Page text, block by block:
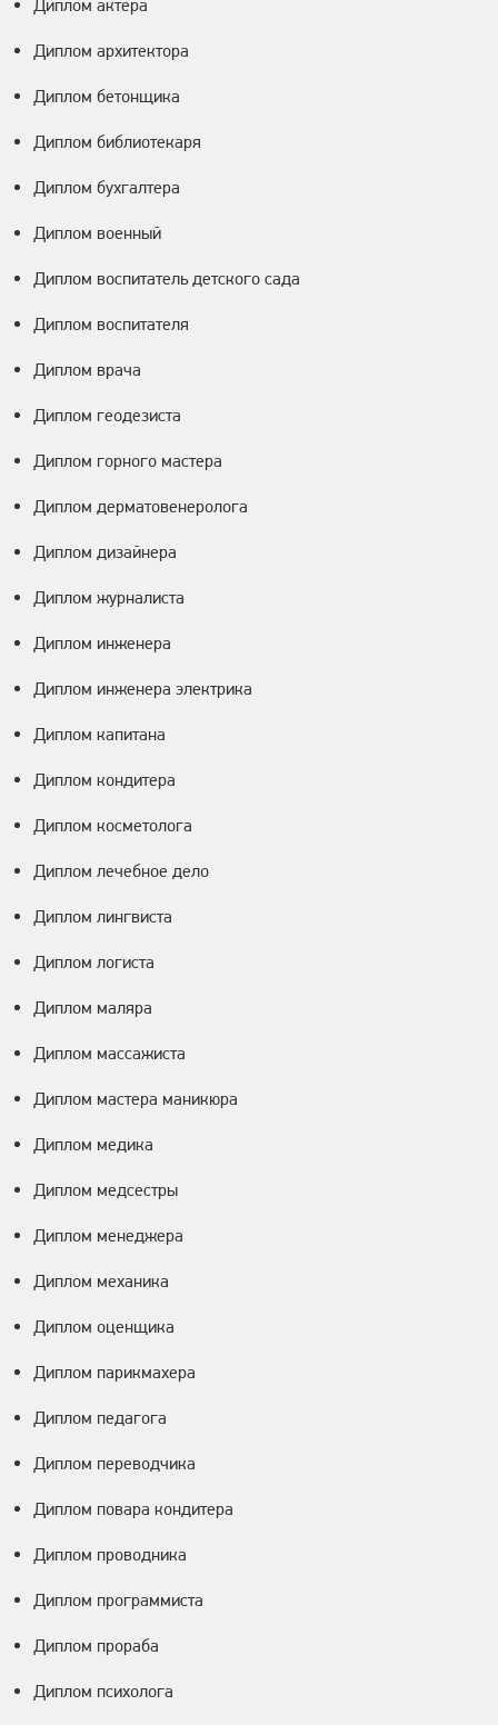
Диплом актера
Диплом архитектора
Диплом бетонщика
Диплом библиотекаря
Диплом бухгалтера
Диплом военный
Диплом воспитатель детского сада
Диплом воспитателя
Диплом врача
Диплом геодезиста
Диплом горного мастера
Диплом дерматовенеролога
Диплом дизайнера
Диплом журналиста
Диплом инженера
Диплом инженера электрика
Диплом капитана
Диплом кондитера
Диплом косметолога
Диплом лечебное дело
Диплом лингвиста
Диплом логиста
Диплом маляра
Диплом массажиста
Диплом мастера маникюра
Диплом медика
Диплом медсестры
Диплом менеджера
Диплом механика
Диплом оценщика
Диплом парикмахера
Диплом педагога
Диплом переводчика
Диплом повара кондитера
Диплом проводника
Диплом программиста
Диплом прораба
Диплом психолога